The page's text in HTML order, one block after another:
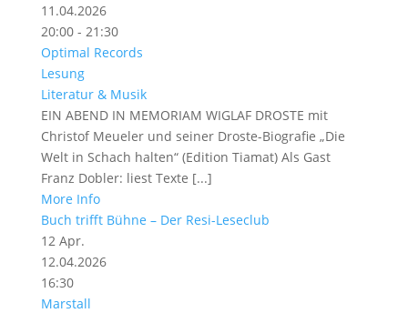
11.04.2026
20:00 - 21:30
Optimal Records
Lesung
Literatur & Musik
EIN ABEND IN MEMORIAM WIGLAF DROSTE mit
Christof Meueler und seiner Droste-Biografie „Die
Welt in Schach halten“ (Edition Tiamat) Als Gast
Franz Dobler: liest Texte [...]
More Info
Buch trifft Bühne – Der Resi-Leseclub
12 Apr.
12.04.2026
16:30
Marstall